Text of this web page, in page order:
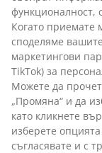
Луксозна,
тъкана
см
Артикул: 6400120